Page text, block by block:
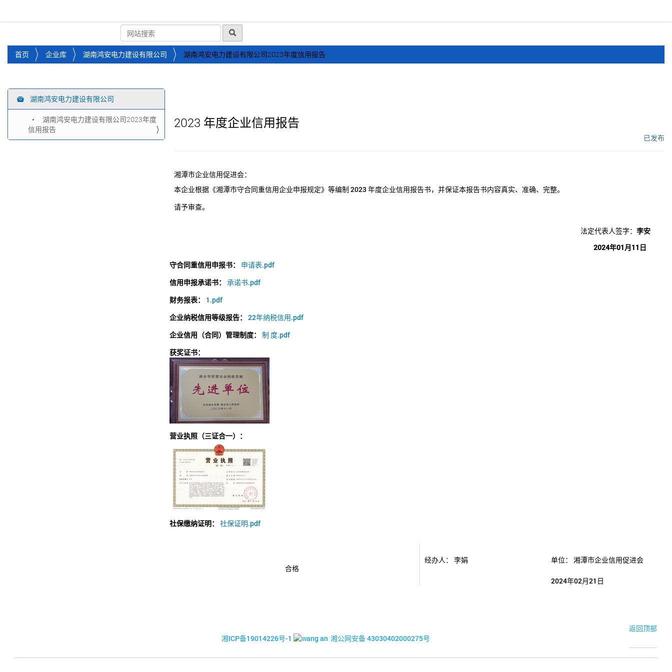
您
位
首页 企业库 湖南鸿安电力建设有限公司 湖南鸿安电力建设有限公司2023年度信用报告
导
航
湖南鸿安电力建设有限公司
湖南鸿安电力建设有限公司2023年度
信用报告
2023 年度企业信用报告
已发布
湘潭市企业信用促进会：
本企业根据《湘潭市守合同重信用企业申报规定》等编制 2023 年度企业信用报告书，并保证本报告书内容真实、准确、完整。
请予审查。
法定代表人签字： 李安
2024年01月11日
守合同重信用申报书：
申请表.pdf
信用申报承诺书：
承诺书.pdf
财务报表：
1.pdf
企业纳税信用等级报告：
22年纳税信用.pdf
企业信用（合同）管理制度：
制 度.pdf
获奖证书：
营业执照（三证合一）：
社保缴纳证明： 社保证明.pdf
合格
经办人： 李娟 单位： 湘潭市企业信用促进会
2024年02月21日
返回顶部
湘ICP备19014226号-1
湘公网安备 43030402000275号